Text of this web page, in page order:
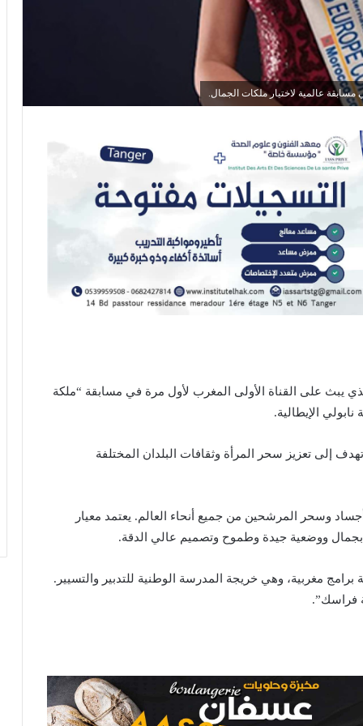
مسابقة عالمية لاختيار ملكات الجمال.
يبث على القناة الأولى المغرب لأول مرة في مسابقة “ملكة
إلى تعزيز سحر المرأة وثقافات البلدان المختلفة
وسحر المرشحين من جميع أنحاء العالم. يعتمد معيار
ووضعية جيدة وطموح وتصميم عالي الدقة.
مغربية، وهي خريجة المدرسة الوطنية للتدبير والتسيير.
فراسك”.